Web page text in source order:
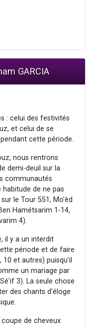
GARCIA
: celui des festivités
et celui de se
cette période.
nous rentrons
demi-deuil sur la
communautés
de ne pas
le Tour 551, Mo'èd
Hamétsarim 1-14,
4).
il y a un interdit
période et de faire
10 et autres) puisqu'il
un mariage par
3). La seule chose
des chants d'éloge
de cheveux